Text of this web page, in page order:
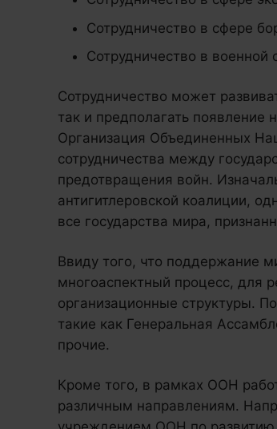
Сотрудничество в сфере
Сотрудничество в военной
Сотрудничество может
так и предполагать
Организация Объединенных
сотрудничества между
предотвращения войн.
антигитлеровской коалиции,
все государства мира,
Ввиду того, что поддержание
многоаспектный процесс, для
организационные структуры.
такие как Генеральная
прочие.
Кроме того, в рамках ООН
различным направлениям.